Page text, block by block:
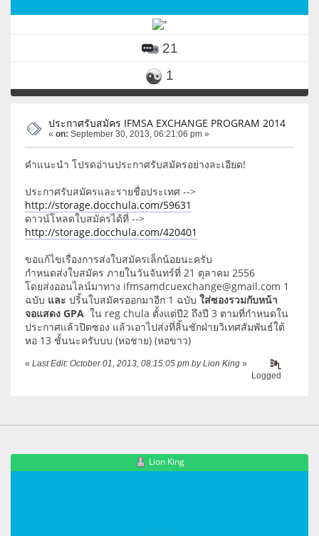
21
1
ประกาศรับสมัคร IFMSA EXCHANGE PROGRAM 2014
« on: September 30, 2013, 06:21:06 pm »
คำแนะนำ โปรดอ่านประกาศรับสมัครอย่างละเอียด!
ประกาศรับสมัครและรายชื่อประเทศ -->
http://storage.docchula.com/59631
ดาวน์โหลดใบสมัครได้ที่ -->
http://storage.docchula.com/420401
ขอแก้ไขเรื่องการส่งใบสมัครเล็กน้อยนะครับ
กำหนดส่งใบสมัคร ภายในวันจันทร์ที่ 21 ตุลาคม 2556
โดยส่งออนไลน์มาทาง ifmsamdcuexchange@gmail.com 1
ฉบับ และ ปริ้นใบสมัครออกมาอีก 1 ฉบับ ใส่ซองรวมกับหน้า
จอแสดง GPA ใน reg chula ตั้งแต่ปี2 ถึงปี 3 ตามที่กำหนดใน
ประกาศแล้วปิดซอง แล้วเอาไปส่งที่ลิ้นชักฝ่ายวิเทศสัมพันธ์ใต้
หอ 13 ชั้นนะครับบบ (หอชาย) (หอขาว)
« Last Edit: October 01, 2013, 08:15:05 pm by Lion King »
Logged
Lion King